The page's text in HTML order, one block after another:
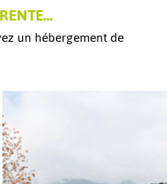
un hébergement de